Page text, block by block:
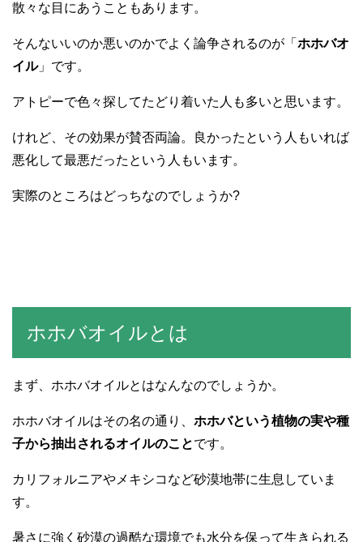
散々な目にあうこともあります。
そんないいのか悪いのかでよく論争されるのが「 ホホバオ
イル」です。
アトピーで色々探してたどり着いた人も多いと思います。
けれど、その効果が賛否両論。良かったという人もいれば
悪化して最悪だったという人もいます。
実際のところはどっちなのでしょうか?
ホホバオイルとは
まず、ホホバオイルとはなんなのでしょうか。
ホホバオイルはその名の通り、 ホホバという植物の実や種
子から抽出されるオイルのことです。
カリフォルニアやメキシコなど砂漠地帯に生息していま
す。
暑さに強く砂漠の過酷な環境でも水分を保って生きられる